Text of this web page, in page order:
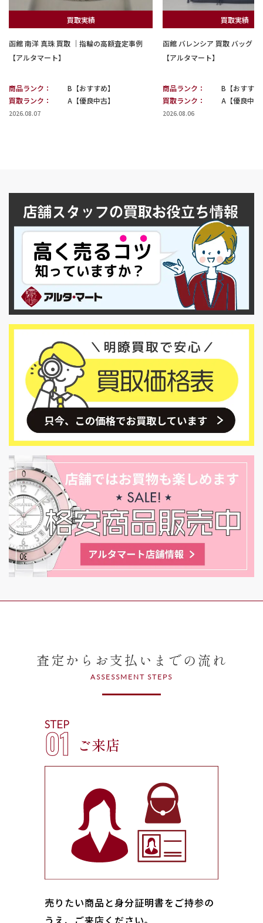
買取実績
函館 南洋 真珠 買取 ｜指輪の高額査定事例
【アルタマート】
商品ランク：
B【おすすめ】
買取ランク：
A【優良中古】
2026.08.07
買取実績
函館 バレンシア 買取 バッグ｜
【アルタマート】
商品ランク：
B【おすすめ
買取ランク：
A【優良中古
2026.08.06
査定からお支払いまでの流れ
ASSESSMENT STEPS
STEP
01 ご来店
売りたい商品と身分証明書をご持参の
うえ、ご来店ください｡